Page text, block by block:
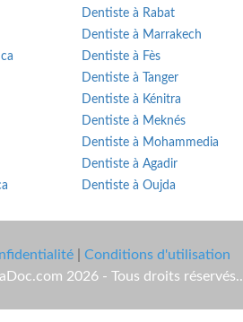
Dentiste à Rabat
Dentiste à Marrakech
Dentiste à Fès
Dentiste à Tanger
Dentiste à Kénitra
Dentiste à Meknés
Dentiste à Mohammedia
Dentiste à Agadir
Dentiste à Oujda
Conditions d'utilisation
2026 - Tous droits réservés..